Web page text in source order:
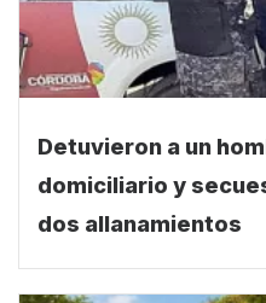
Detuvieron a un
domiciliario y
dos allanamientos